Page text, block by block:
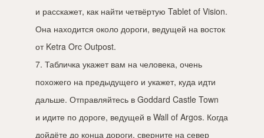
и расскажет, как найти четвёртую Tablet of Vision.
Она находится около дороги, ведущей на восток
от Ketra Orc Outpost.
7. Табличка укажет вам на человека, очень
похожего на предыдущего и укажет, куда идти
дальше. Отправляйтесь в Goddard Castle Town
и идите по дороге, ведущей в Wall of Argos. Когда
дойдёте до конца дороги, сверните на север